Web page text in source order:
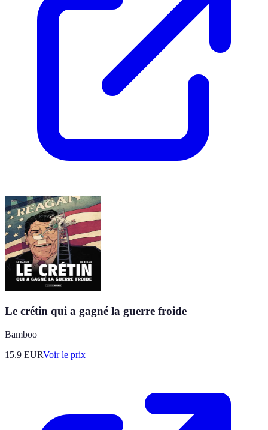
Le crétin qui a gagné la guerre froide
Bamboo
15.9 EURVoir le prix